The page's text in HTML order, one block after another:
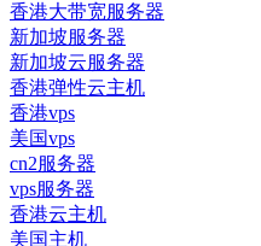
香港大带宽服务器
新加坡服务器
新加坡云服务器
香港弹性云主机
香港vps
美国vps
cn2服务器
vps服务器
香港云主机
美国主机